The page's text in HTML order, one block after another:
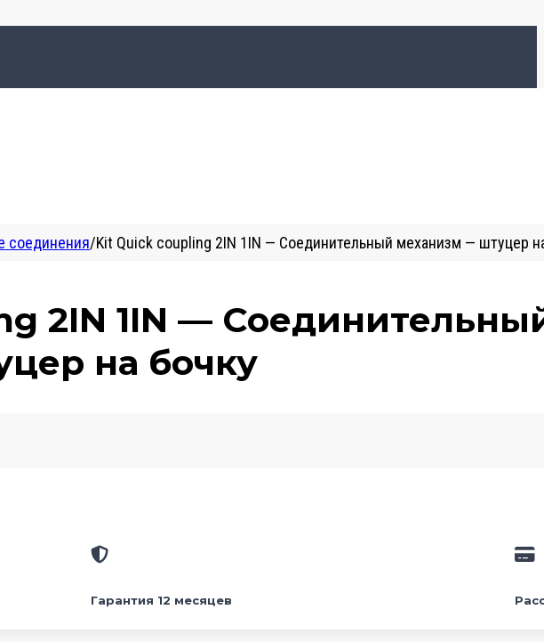
соединения/Kit Quick coupling 2IN 1IN — Соединительный механизм — штуцер
2IN 1IN —
на бочку
Гарантия 12 месяцев